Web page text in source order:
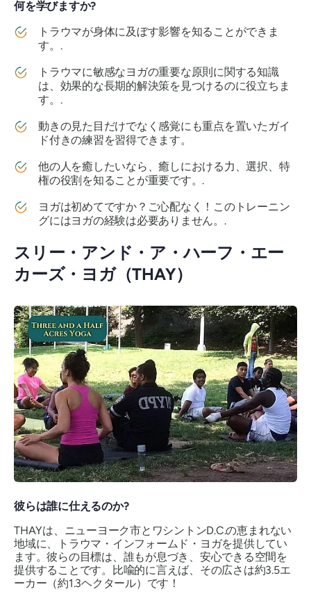
何を学びますか?
トラウマが身体に及ぼす影響を知ることができま
す。.
トラウマに敏感なヨガの重要な原則に関する知識
は、効果的な長期的解決策を見つけるのに役立ちま
す。.
動きの見た目 だけでなく感覚にも重点を置いたガイ
ド付きの練習を習得できます。
他の人を癒したいなら、癒しにおける力、選択、特
権の役割を知ることが重要です。.
ヨガは初めてですか？ご心配なく！このトレーニン
グにはヨガの経験は必要ありません。.
スリー・アンド・ア・ハーフ・エー
カーズ・ヨガ（THAY）
彼らは誰に仕えるのか?
THAYは、ニューヨーク市とワシントンD.C.の恵まれない
地域に、トラウマ・インフォームド・ヨガを提供してい
ます。彼らの目標は、誰もが息づき、安心できる空間を
提供することです。比喩的に言えば、その広さは約3.5エ
ーカー（約1.3ヘクタール）です！